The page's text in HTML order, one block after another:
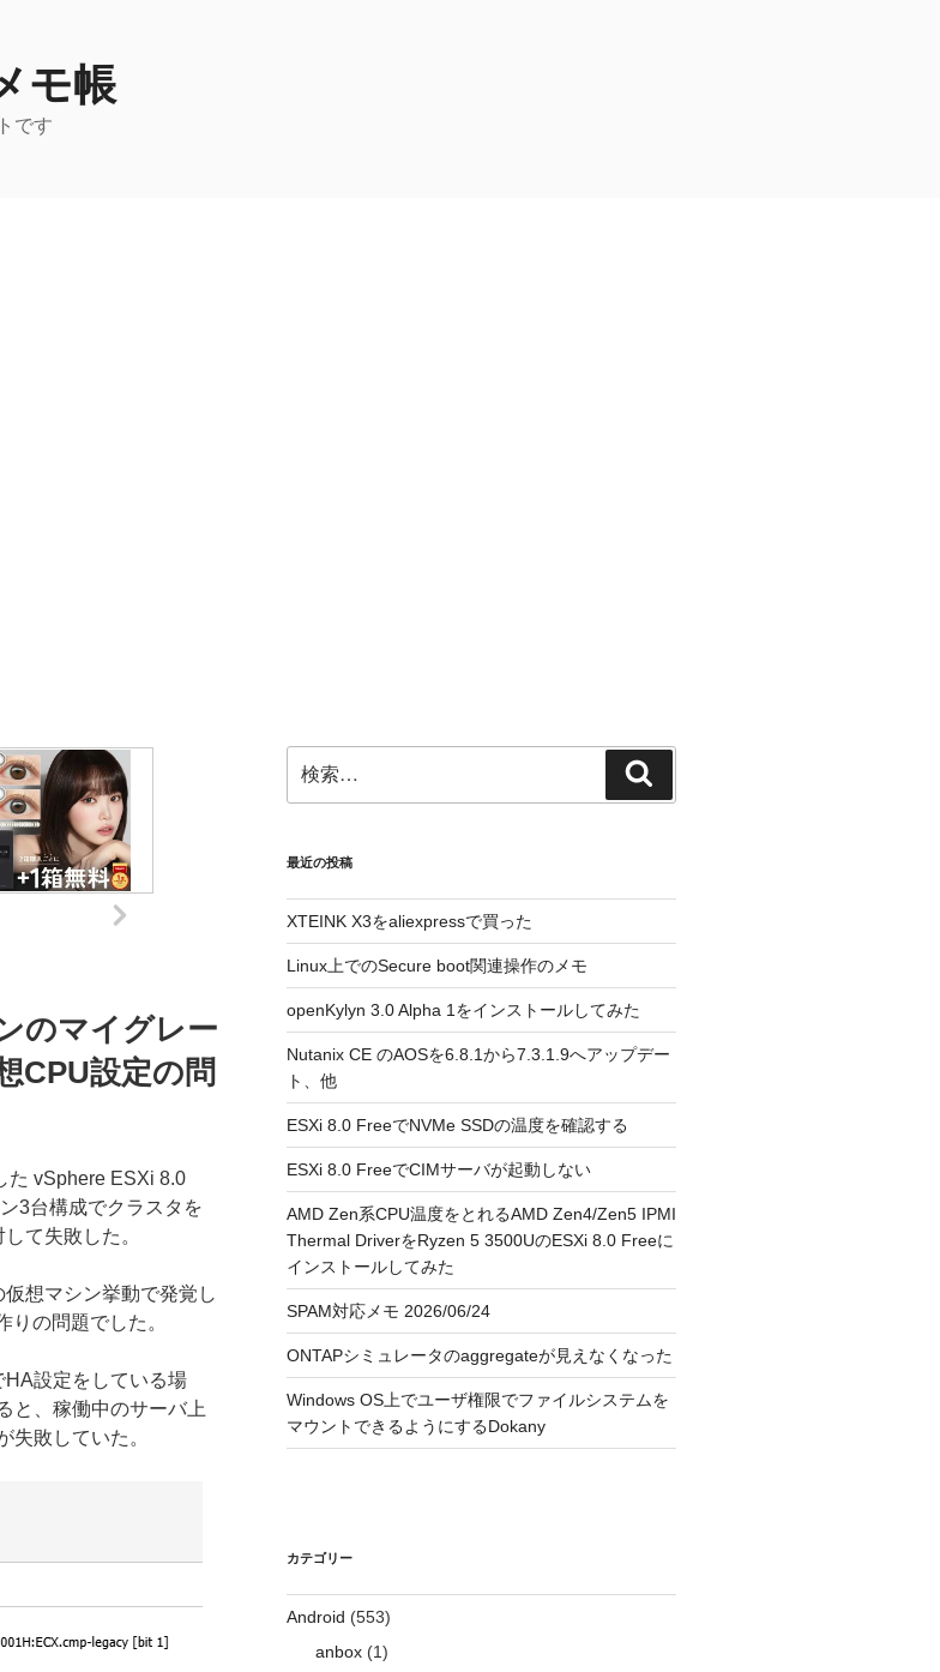
モ帳
です
のマイグレー
CPU設定の問
た vSphere ESXi 8.0
3台構成でクラスタを
て失敗した。
想マシン挙動で発覚し
の問題でした。
設定をしている場
と、稼働中のサーバ上
失敗していた。
索:
索
最近の投稿
XTEINK X3をaliexpressで買った
Linux上でのSecure boot関連操作のメモ
openKylyn 3.0 Alpha 1をインストールしてみた
Nutanix CE のAOSを6.8.1から7.3.1.9へアップデー
ト、他
ESXi 8.0 FreeでNVMe SSDの温度を確認する
ESXi 8.0 FreeでCIMサーバが起動しない
AMD Zen系CPU温度をとれるAMD Zen4/Zen5 IPMI
Thermal DriverをRyzen 5 3500UのESXi 8.0 Freeに
インストールしてみた
SPAM対応メモ 2026/06/24
ONTAPシミュレータのaggregateが見えなくなった
Windows OS上でユーザ権限でファイルシステムを
マウントできるようにするDokany
カテゴリー
Android (553)
anbox(1)